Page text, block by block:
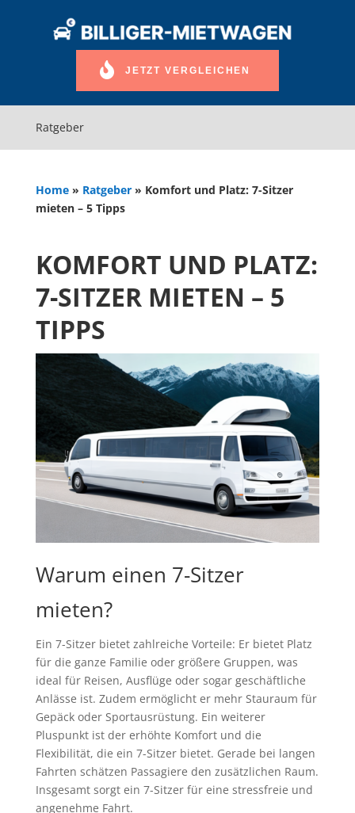
JETZT VERGLEICHEN
Ratgeber
Home» Ratgeber» Komfort und Platz: 7-Sitzer
mieten – 5 Tipps
KOMFORT UND PLATZ:
7-SITZER MIETEN – 5
TIPPS
Warum einen 7-Sitzer
mieten?
Ein 7-Sitzer bietet zahlreiche Vorteile: Er bietet Platz
für die ganze Familie oder größere Gruppen, was
ideal für Reisen, Ausflüge oder sogar geschäftliche
Anlässe ist. Zudem ermöglicht er mehr Stauraum für
Gepäck oder Sportausrüstung. Ein weiterer
Pluspunkt ist der erhöhte Komfort und die
Flexibilität, die ein 7-Sitzer bietet. Gerade bei langen
Fahrten schätzen Passagiere den zusätzlichen Raum.
Insgesamt sorgt ein 7-Sitzer für eine stressfreie und
angenehme Fahrt.